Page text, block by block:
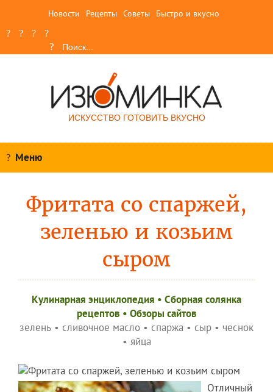
Новости Рецепты Советы Быстро и вкусно
ИСКУССТВО ГОТОВИТЬ ВКУСНО
Меню
Фритата со спаржей,
зеленью и козьим
сыром
Кулинарная энциклопедия • Сборная солянка
рецептов • Обзоры сайтов
зелень • сливочное масло • спаржа • сыр • чеснок
• яйца
Отличный